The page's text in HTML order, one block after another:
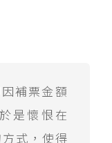
補票金額
是懷恨在
式，使得